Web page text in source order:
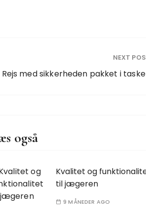
NEXT
Rejs med sikkerheden pakket i
også
Kvalitet og
til jægeren
9 MÅNEDER AGO